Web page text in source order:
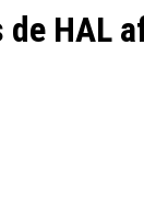
HAL